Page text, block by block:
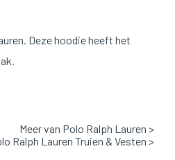
Deze hoodie heeft het
Meer van Polo Ralph Lauren >
Ralph Lauren Truien & Vesten >